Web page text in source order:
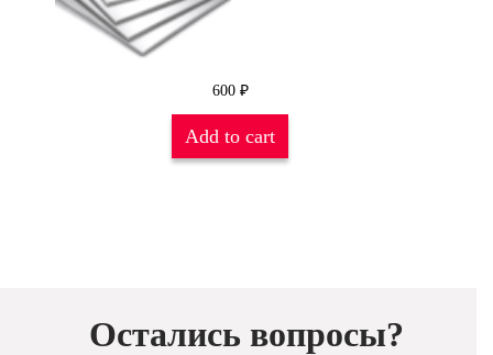
600 ₽
Add to cart
Остались вопросы?